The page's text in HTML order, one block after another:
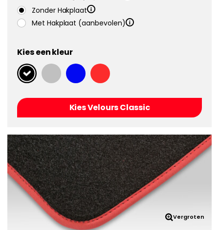
Zonder Hakplaat
Met Hakplaat (aanbevolen)
Kies een kleur
Kies Velours Classic
Vergroten